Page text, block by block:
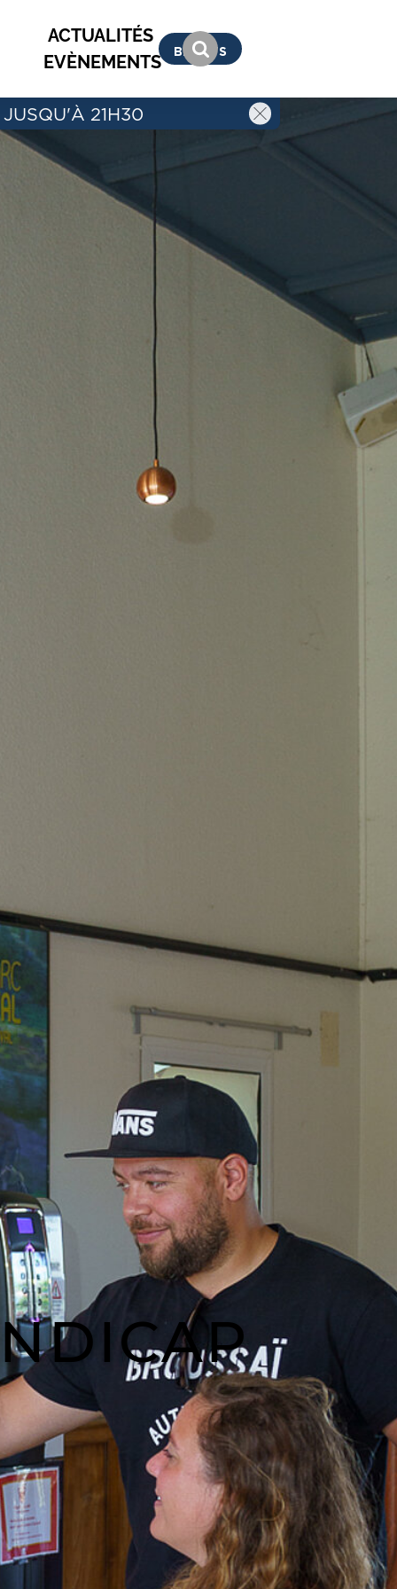
ACTUALITÉS
EVÈNEMENTS
BILLETS
21H30